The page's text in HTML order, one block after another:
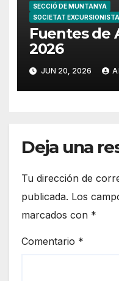
SECCIÓ DE MUNTANYA
SOCIETAT
Fuentes de
2026
JUN 20, 2026
Deja una
Tu dirección de
publicada. Los
marcados con *
Comentario *